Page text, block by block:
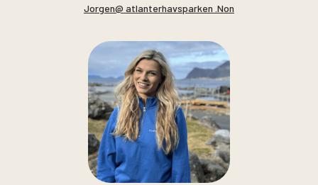
Jorgen@ atlanterhavsparken .Non